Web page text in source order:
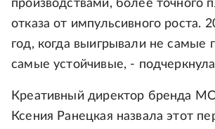
производствами, более точного
отказа от импульсивного роста.
год, когда выигрывали не самые
самые устойчивые, -
Креативный директор бренда
Ксения Ранецкая назвала этот